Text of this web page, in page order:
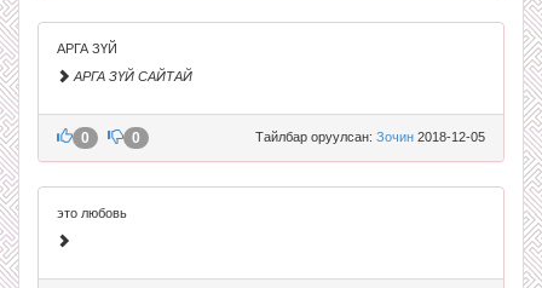
АРГА ЗҮЙ
АРГА ЗҮЙ САЙТАЙ
Тайлбар оруулсан: Зочин 2018-12-05
0 0
это любовь